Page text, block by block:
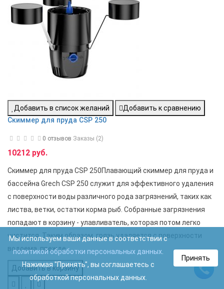
Добавить в список желаний
Добавить к сравнению
Скиммер для пруда CSP 250
0 отзывов Заказы (2)
10212 руб.
Скиммер для пруда CSP 250Плавающий скиммер для пруда и
бассейна Grech CSP 250 служит для эффективного удаления
с поверхности воды различного рода загрязнений, таких как
листва, ветки, остатки корма рыб. Собранные загрязнения
попадают в корзину - улавливатель, которая потом легко
чистится. Таким образом, грязь удаляется с поверхности
водоема, прежде..
Добавить в корзину
Мы используем ваши данные в соответствии с
политикой обработки персональных данных
Нажимая "Принять", вы соглашаетесь с
обработкой персональных данных.
Принять